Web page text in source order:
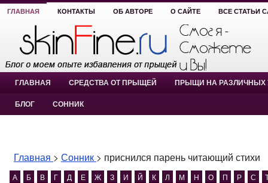
ГЛАВНАЯ КОНТАКТЫ ОБ АВТОРЕ О САЙТЕ ВСЕ СТАТЬИ
ГЛАВНАЯ СРЕДСТВА ОТ ПРЫЩЕЙ ПРЫЩИ НА РАЗЛИЧНЫХ
БЛОГ СОННИК
Главная > Сонник > приснился парень читающий стихи
А Б В Г Д Е Ж З И Й К Л М Н О П Р С